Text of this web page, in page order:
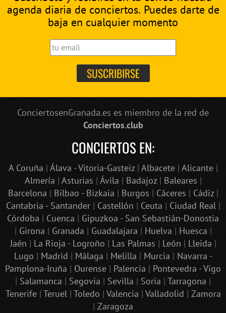
agenda diaria de conciertos. Puedes darte de
baja en cualquier momento
ConciertosenGranada.es es miembro de la red de
Conciertos.club
CONCIERTOS EN:
A Coruña | Álava - Vitoria-Gasteiz| Albacete| Alicante|
Almería | Asturias | Ávila | Badajoz| Baleares |
Barcelona | Bilbao - Bizkaia | Burgos | Cáceres | Cádiz|
Cantabria - Santander| Castellón | Ceuta | Ciudad Real|
Córdoba | Cuenca | Gipuzkoa - San Sebastián-Donostia
| Girona | Granada | Guadalajara | Huelva | Huesca |
Jaén | La Rioja - Logroño | Las Palmas | León | Lleida |
Lugo | Madrid | Málaga | Melilla | Murcia | Navarra -
Pamplona-Iruña | Ourense | Palencia | Pontevedra - Vigo
| Salamanca | Segovia | Sevilla | Soria | Tarragona |
Tenerife| Teruel| Toledo | Valencia | Valladolid | Zamora
| Zaragoza